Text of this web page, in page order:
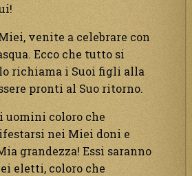
venite a celebrare con
Ecco che tutto si
richiama i Suoi figli alla
pronti al Suo ritorno.
uomini coloro che
nei Miei doni e
grandezza! Essi saranno
eletti, coloro che